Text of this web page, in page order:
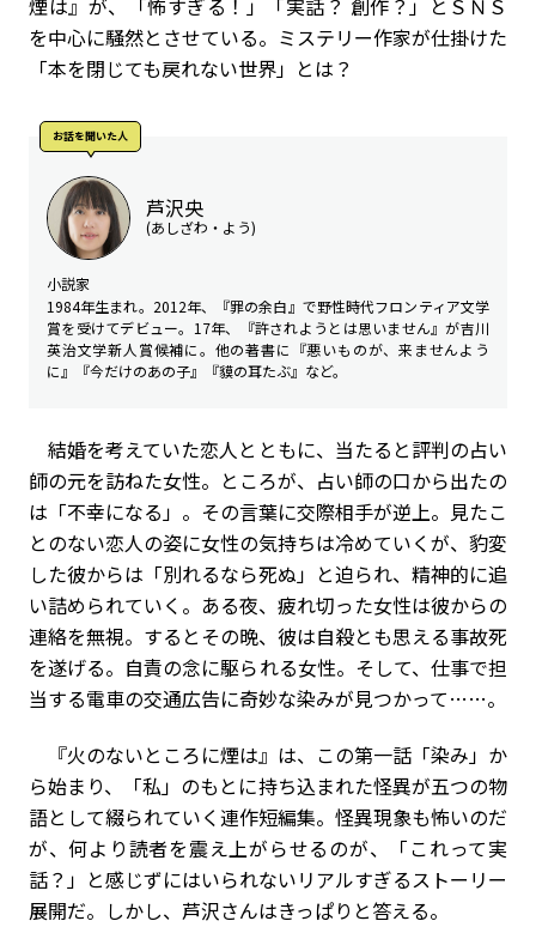
煙は』が、「怖すぎる！」「実話？ 創作？」とＳＮＳ
を中心に騒然とさせている。ミステリー作家が仕掛けた
「本を閉じても戻れない世界」とは？
お話を聞いた⼈
芦沢央
(あしざわ・よう)
小説家
1984年生まれ。2012年、『罪の余白』で野性時代フロンティア文学
賞を受けてデビュー。17年、『許されようとは思いません』が吉川
英治文学新人賞候補に。他の著書に『悪いものが、来ませんよう
に』『今だけのあの子』『貘の耳たぶ』など。
結婚を考えていた恋人とともに、当たると評判の占い
師の元を訪ねた女性。ところが、占い師の口から出たの
は「不幸になる」。その言葉に交際相手が逆上。見たこ
とのない恋人の姿に女性の気持ちは冷めていくが、豹変
した彼からは「別れるなら死ぬ」と迫られ、精神的に追
い詰められていく。ある夜、疲れ切った女性は彼からの
連絡を無視。するとその晩、彼は自殺とも思える事故死
を遂げる。自責の念に駆られる女性。そして、仕事で担
当する電車の交通広告に奇妙な染みが見つかって……。
『火のないところに煙は』は、この第一話「染み」か
ら始まり、「私」のもとに持ち込まれた怪異が五つの物
語として綴られていく連作短編集。怪異現象も怖いのだ
が、何より読者を震え上がらせるのが、「これって実
話？」と感じずにはいられないリアルすぎるストーリー
展開だ。しかし、芦沢さんはきっぱりと答える。